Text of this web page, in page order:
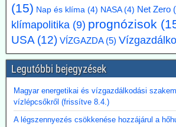
2026.07.17. Műszaki Magazin: A
segítenek kideríteni, hogyan
vinni a paksi hőt
Az atomerőmű hulladékhőjének a
hasznosítása gazdasági és
ígéretes elképzelés.
A főváros távhőrendszerét üzemeltető
több hónapig tartó tárgyalások után
BME-vel egy döntést megalapozó tanulmány
Paksi Atomerőmű hőjének a fővárosi
(15) Nap és klíma (4) NASA(4) Net Zero
klímapolitika (9) prognózisok
USA (12) VÍZGAZDA(5)
Legutóbbi bejegyzések
Magyar energetikai és vízgazdálkodási
vízlépcsőkről (frissítve 8.4.)
A légszennyezés csökkenése hozzájárul a